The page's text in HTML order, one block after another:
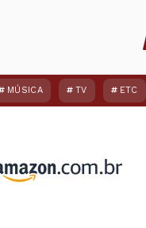
MÚSICA TV ETC